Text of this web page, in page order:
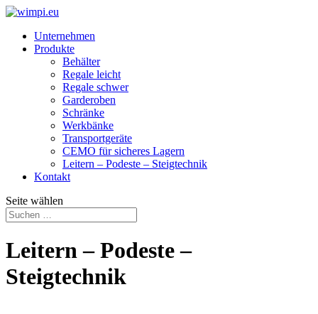
Unternehmen
Produkte
Behälter
Regale leicht
Regale schwer
Garderoben
Schränke
Werkbänke
Transport­geräte
CEMO für sicheres Lagern
Leitern – Podeste – Steigtechnik
Kontakt
Seite wählen
Leitern – Podeste –
Steigtechnik